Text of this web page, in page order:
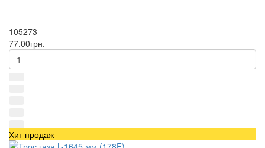
105273
77.00грн.
Хит продаж